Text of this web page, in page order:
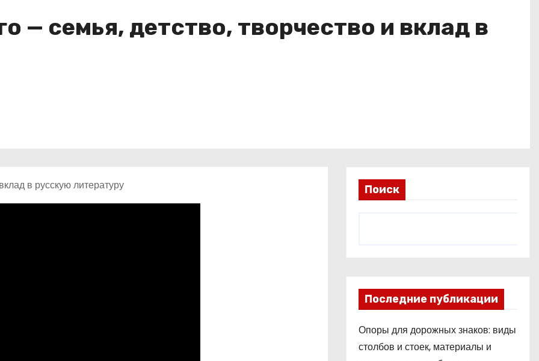
— семья, детство, творчество и вклад в
Поиск
Последние публикации
Опоры для дорожных знаков: виды
столбов и стоек, материалы и